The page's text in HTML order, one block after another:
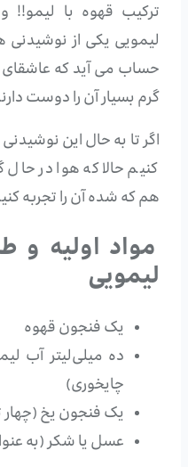
ترکیب قهوه با لیمو!!
لیمویی یکی از
حساب می آید که
گرم بسیار آن را دوست
اگر تا به حال این
کنیم حالا که هوا در
هم که شده آن را تجربه
مواد اولیه و
لیمویی
یک فنجون قهوه
ده میلی‌لیتر آب
چایخوری)
یک فنجون یخ
عسل یا شکر (به